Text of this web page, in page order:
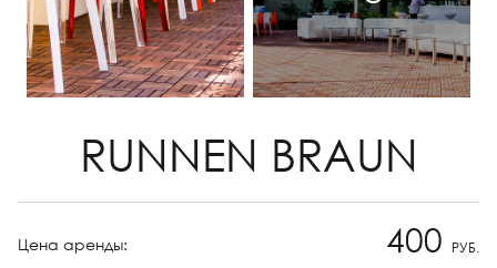
RUNNEN BRAUN
Цена аренды: 400 РУБ.